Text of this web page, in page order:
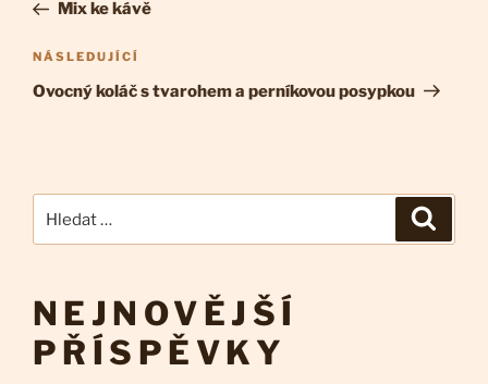
příspěvek
Mix ke kávě
Následující
příspěvek
NÁSLEDUJÍCÍ
Ovocný koláč s tvarohem a perníkovou posypkou
NEJNOVĚJŠÍ
PŘÍSPĚVKY